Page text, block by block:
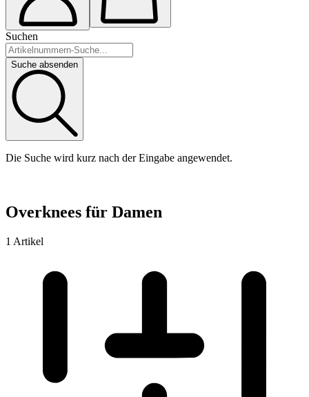
Suchen
Suche absenden
Die Suche wird kurz nach der Eingabe angewendet.
Overknees für Damen
1 Artikel